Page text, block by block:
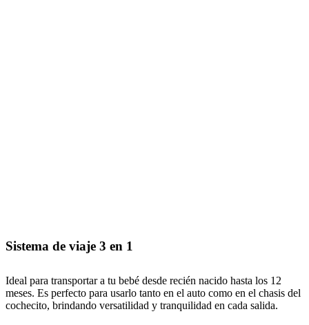
Sistema de viaje 3 en 1
Ideal para transportar a tu bebé desde recién nacido hasta los 12
meses. Es perfecto para usarlo tanto en el auto como en el chasis del
cochecito, brindando versatilidad y tranquilidad en cada salida.